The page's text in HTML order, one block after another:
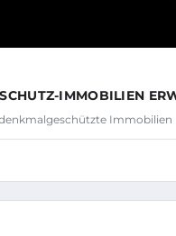
IMMOBILIEN